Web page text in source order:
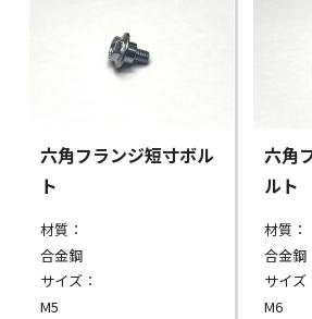
六角フランジ短寸ボル
ト
材質：
合金鋼
サイズ：
M5
六角
ルト
材質：
合金鋼
サイズ
M6